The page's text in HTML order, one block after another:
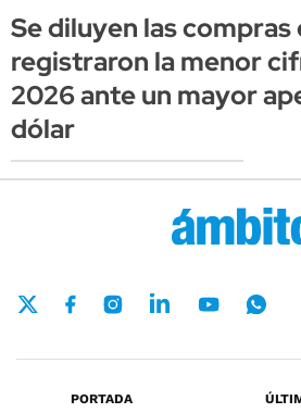
Se diluyen las compras
registraron la menor
2026 ante un mayor
dólar
PORTADA